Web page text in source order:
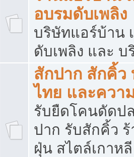
อบรมดับเพลิง
บริษัทแอร์บ้าน
ดับเพลิง และ
สักปาก สักคิ้
ไทย และควา
รับยืดโคนดัดป
ปาก รับสักคิ้ว
ฝุ่น สไตล์เกาห